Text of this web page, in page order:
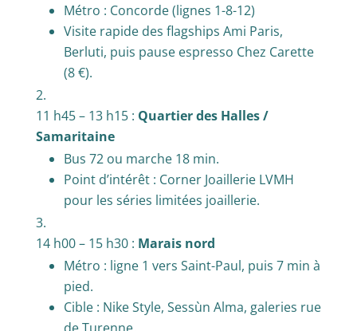
Métro : Concorde (lignes 1-8-12)
Visite rapide des flagships Ami Paris,
Berluti, puis pause espresso Chez Carette
(8 €).
11 h45 – 13 h15 : Quartier des Halles /
Samaritaine
Bus 72 ou marche 18 min.
Point d’intérêt : Corner Joaillerie LVMH
pour les séries limitées joaillerie.
14 h00 – 15 h30 : Marais nord
Métro : ligne 1 vers Saint-Paul, puis 7 min à
pied.
Cible : Nike Style, Sessùn Alma, galeries rue